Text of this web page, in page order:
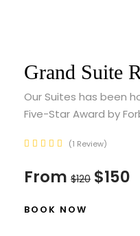
Grand Suite
Our Suites has been
Five-Star Award by
1 Review
From $120 $150
BOOK NOW